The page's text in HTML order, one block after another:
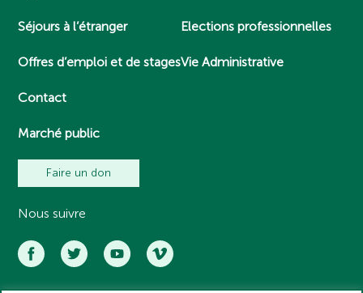
Séjours à l’étranger
Offres d’emploi et de stages
Contact
Marché public
Elections professionnelles
Vie Administrative
Faire un don
Nous suivre